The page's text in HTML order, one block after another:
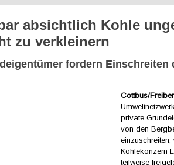
absichtlich Kohle
zu verkleinern
fordern Einschreiten
Cottbus/
private
von den
einzuschreiten,
Kohlekonzern
teilweise